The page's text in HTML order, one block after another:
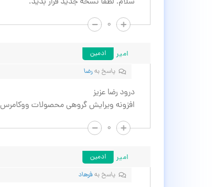
۰
امیر
ادمین
پاسخ بهرضا
درود رضا عزیز
افزونه ویرایش گروهی محصولات ووکامرس Advanced Bulk Edit به روزرسانی شد.
۰
امیر
ادمین
پاسخ بهفرهاد